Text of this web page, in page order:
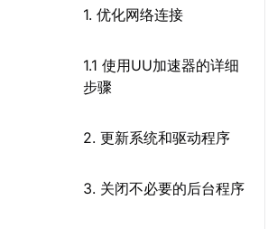
1. 优化网络连接
1.1 使用UU加速器的详细
步骤
2. 更新系统和驱动程序
3. 关闭不必要的后台程序